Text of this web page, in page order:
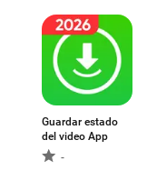
Guardar estado
del video App
-